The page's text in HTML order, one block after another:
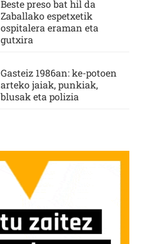
Beste preso bat hil da
Zaballako espetxetik
ospitalera eraman eta
gutxira
Gasteiz 1986an: ke-potoen
arteko jaiak, punkiak,
blusak eta polizia